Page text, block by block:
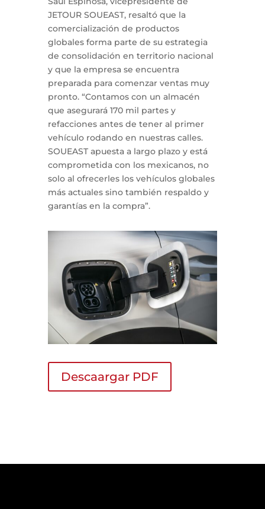
JETOUR SOUEAST, resaltó que la
comercialización de productos
globales forma parte de su estrategia
de consolidación en territorio nacional
y que la empresa se encuentra
preparada para comenzar ventas muy
pronto. “Contamos con un almacén
que asegurará 170 mil partes y
refacciones antes de tener al primer
vehículo rodando en nuestras calles.
SOUEAST apuesta a largo plazo y está
comprometida con los mexicanos, no
solo al ofrecerles los vehículos globales
más actuales sino también respaldo y
garantías en la compra”.
Descaargar PDF